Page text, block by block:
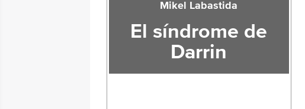
Mikel Labastida
El síndrome de
Darrin